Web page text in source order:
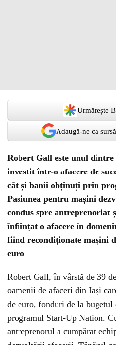
Urmărește
Adaugă-ne ca
Robert Gall este unul
investit într-o afacere de
cât și banii obținuți prin
Pasiunea pentru mașini
condus spre antreprenoriat
înființat o afacere în
fiind recondiționate mașini
euro
Robert Gall, în vârstă de 39
oamenii de afaceri din Iași
de euro, fonduri de la bugetul
programul Start-Up Nation.
antreprenorul a cumpărat